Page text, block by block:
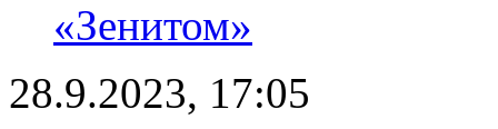
«Зенитом»
28.9.2023, 17:05